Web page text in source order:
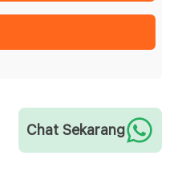
Chat Sekarang